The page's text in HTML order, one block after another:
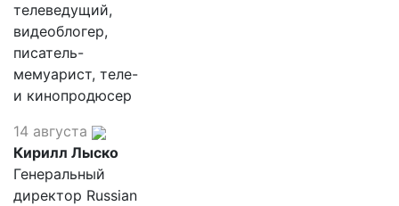
телеведущий,
видеоблогер,
писатель-
мемуарист, теле-
и кинопродюсер
14 августа
Кирилл Лыско
Генеральный
директор Russian